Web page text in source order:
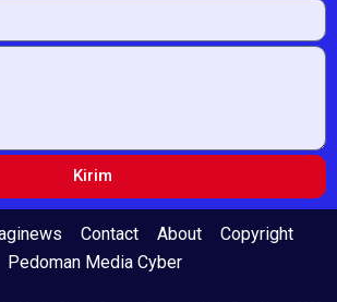
Kirim
Contact About
Copyright
Pedoman Media Cyber